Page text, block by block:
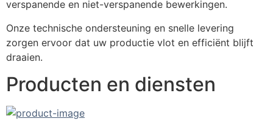
verspanende en niet-verspanende bewerkingen.
Onze technische ondersteuning en snelle levering
zorgen ervoor dat uw productie vlot en efficiënt blijft
draaien.
Producten en diensten